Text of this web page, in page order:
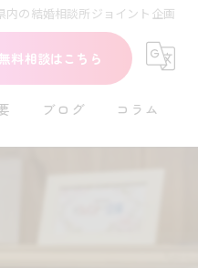
内の結婚相談所ジョイント企画
料相談はこちら
ブログ コラム